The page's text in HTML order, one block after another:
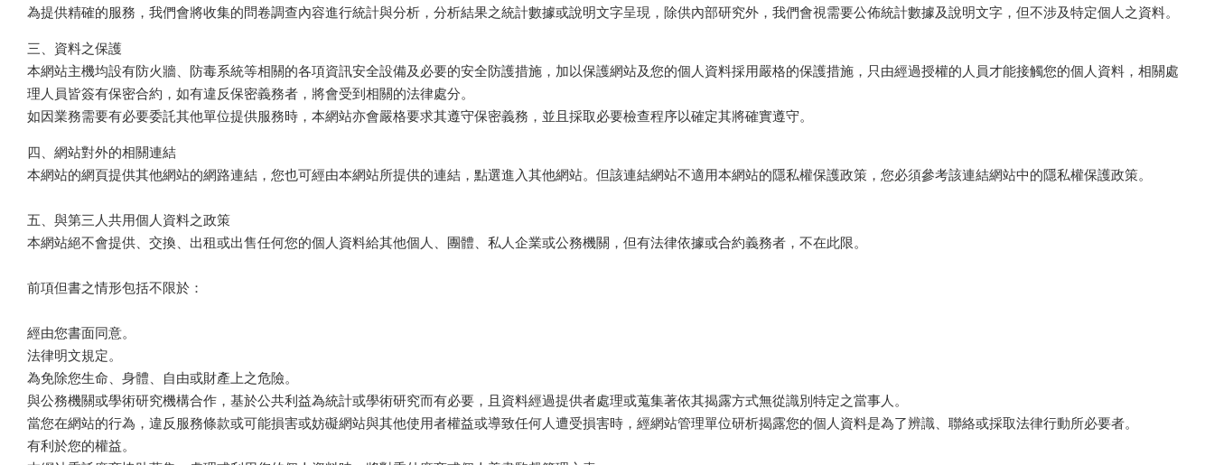
為提供精確的服務，我們會將收集的問卷調查內容進行統計與分析，分析結果之統計數據或說明文字呈現，除供內部研究外，我們會視需要公佈統計數據及說明文字，但不涉及特定個人之資料。
三、資料之保護
本網站主機均設有防火牆、防毒系統等相關的各項資訊安全設備及必要的安全防護措施，加以保護網站及您的個人資料採用嚴格的保護措施，只由經過授權的人員才能接觸您的個人資料，相關處
理人員皆簽有保密合約，如有違反保密義務者，將會受到相關的法律處分。
如因業務需要有必要委託其他單位提供服務時，本網站亦會嚴格要求其遵守保密義務，並且採取必要檢查程序以確定其將確實遵守。
四、網站對外的相關連結
本網站的網頁提供其他網站的網路連結，您也可經由本網站所提供的連結，點選進入其他網站。但該連結網站不適用本網站的隱私權保護政策，您必須參考該連結網站中的隱私權保護政策。
五、與第三人共用個人資料之政策
本網站絕不會提供、交換、出租或出售任何您的個人資料給其他個人、團體、私人企業或公務機關，但有法律依據或合約義務者，不在此限。
前項但書之情形包括不限於：
經由您書面同意。
法律明文規定。
為免除您生命、身體、自由或財產上之危險。
與公務機關或學術研究機構合作，基於公共利益為統計或學術研究而有必要，且資料經過提供者處理或蒐集著依其揭露方式無從識別特定之當事人。
當您在網站的行為，違反服務條款或可能損害或妨礙網站與其他使用者權益或導致任何人遭受損害時，經網站管理單位研析揭露您的個人資料是為了辨識、聯絡或採取法律行動所必要者。
有利於您的權益。